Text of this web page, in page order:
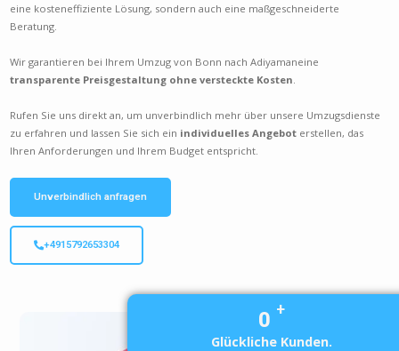
eine kosteneffiziente Lösung, sondern auch eine maßgeschneiderte
Beratung.
Wir garantieren bei Ihrem Umzug von Bonn nach Adiyamaneine
transparente Preisgestaltung ohne versteckte Kosten
Rufen Sie uns direkt an, um unverbindlich mehr über unsere Umzugsdienste
zu erfahren und lassen Sie sich ein individuelles Angebot erstellen, das
Ihren Anforderungen und Ihrem Budget entspricht.
Unverbindlich anfragen
+4915792653304
0 +
Glückliche Kunden.